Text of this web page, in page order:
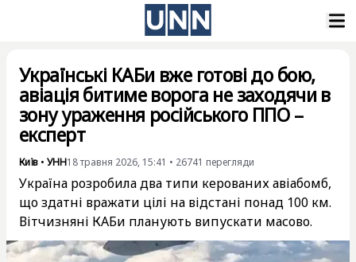
Українські КАБи вже готові до бою,
авіація битиме ворога не заходячи в
зону ураження російського ППО –
експерт
Київ • УНН18 травня 2026, 15:41 • 26741 перегляди
Україна розробила два типи керованих авіабомб,
що здатні вражати цілі на відстані понад 100 км.
Вітчизняні КАБи планують випускати масово.